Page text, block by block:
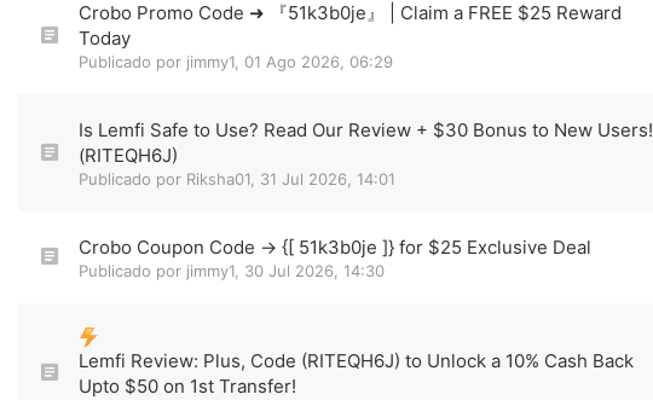
Crobo Promo Code ➜ 『51k3b0je』 | Claim a FREE $25 Reward
Today
Publicado por jimmy1 01 Ago 2026, 06:29
Is Lemfi Safe to Use? Read Our Review + $30 Bonus to New Users!
(RITEQH6J)
Publicado por Riksha01 31 Jul 2026, 14:01
Crobo Coupon Code → {[ 51k3b0je ]} for $25 Exclusive Deal
Publicado por jimmy1 30 Jul 2026, 14:30
Lemfi Review: Plus, Code (RITEQH6J) to Unlock a 10% Cash Back
Upto $50 on 1st Transfer!